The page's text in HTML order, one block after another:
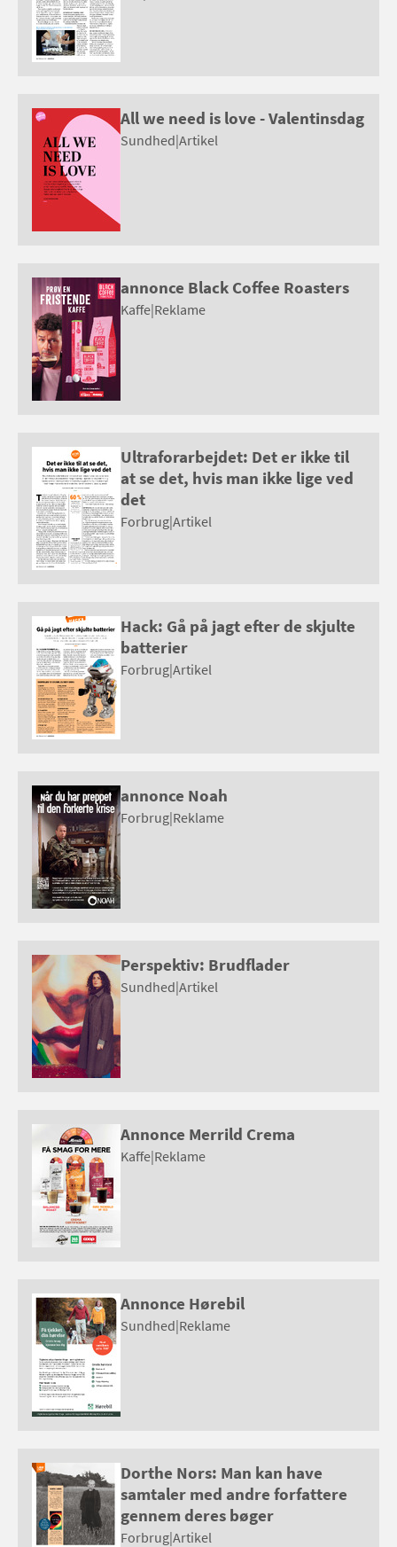
All we need is love - Valentinsdag
Sundhed|Artikel
annonce Black Coffee Roasters
Kaffe|Reklame
Ultraforarbejdet: Det er ikke til
at se det, hvis man ikke lige ved
det
Forbrug|Artikel
Hack: Gå på jagt efter de skjulte
batterier
Forbrug|Artikel
annonce Noah
Forbrug|Reklame
Perspektiv: Brudflader
Sundhed|Artikel
Annonce Merrild Crema
Kaffe|Reklame
Annonce Hørebil
Sundhed|Reklame
Dorthe Nors: Man kan have
samtaler med andre forfattere
gennem deres bøger
Forbrug|Artikel